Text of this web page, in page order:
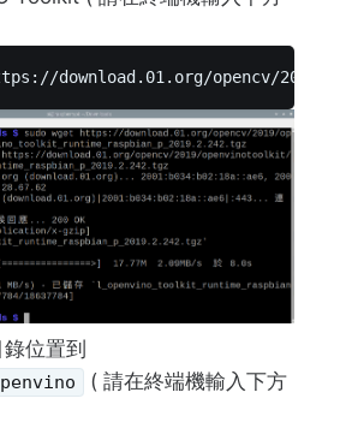
download.01.org/opencv/
位置到
( 請在終端機輸入下方